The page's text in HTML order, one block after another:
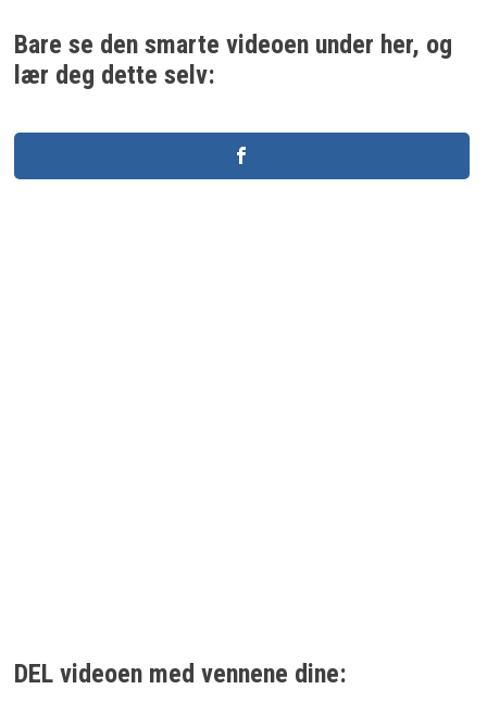
Bare se den smarte videoen under her, og
lær deg dette selv:
DEL videoen med vennene dine: